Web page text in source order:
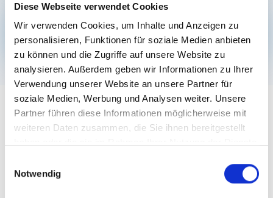
Diese Webseite verwendet Cookies
Wir verwenden Cookies, um Inhalte und Anzeigen zu
personalisieren, Funktionen für soziale Medien anbieten
zu können und die Zugriffe auf unsere Website zu
analysieren. Außerdem geben wir Informationen zu Ihrer
Verwendung unserer Website an unsere Partner für
soziale Medien, Werbung und Analysen weiter. Unsere
Partner führen diese Informationen möglicherweise mit
weiteren Daten zusammen, die Sie ihnen bereitgestellt
Notwendig
736
Arbeitgeber
deinem Traumjob